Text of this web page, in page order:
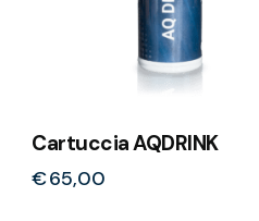
Cartuccia AQDRINK
€65,00